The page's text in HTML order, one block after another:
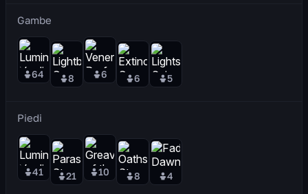
Gambe
64 8 6 6 5
Piedi
41 21 10 8 4